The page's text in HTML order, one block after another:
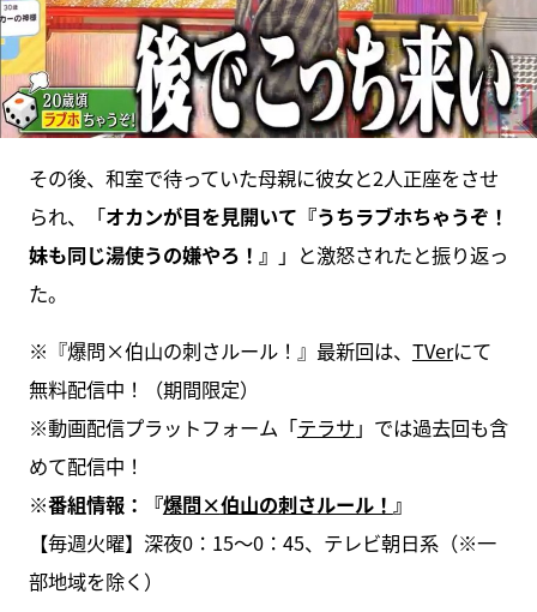
その後、和室で待っていた母親に彼女と2人正座をさせ
られ、「オカンが目を見開いて『うちラブホちゃうぞ！
妹も同じ湯使うの嫌やろ！』 」と激怒されたと振り返っ
た。
※『爆問×伯山の刺さルール！』最新回は、 TVerにて
無料配信中！（期間限定）
※動画配信プラットフォーム「テラサ 」では過去回も含
めて配信中！
※番組情報：『爆問×伯山の刺さルール！ 』
【毎週火曜】深夜0：15～0：45、テレビ朝日系（※一
部地域を除く）